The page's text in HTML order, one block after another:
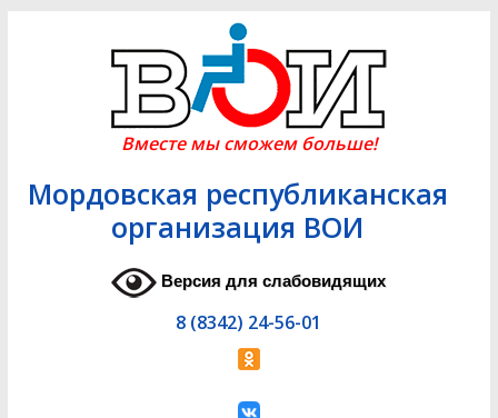
Вместе мы сможем больше!
Мордовская республиканская
организация ВОИ
Версия для слабовидящих
8 (8342) 24-56-01